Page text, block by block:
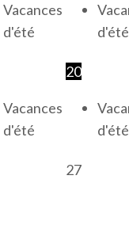
Vacances
d'été
d'été
Vacances
d'été
20
d'été
27